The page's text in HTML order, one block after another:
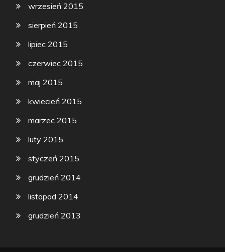
wrzesień 2015
sierpień 2015
lipiec 2015
czerwiec 2015
maj 2015
kwiecień 2015
marzec 2015
luty 2015
styczeń 2015
grudzień 2014
listopad 2014
grudzień 2013